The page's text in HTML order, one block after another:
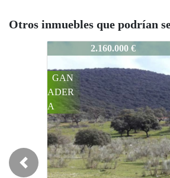
Otros inmuebles que podrían
563-CC-1421.400.000 €
GAN
ADER
A
RECR
EO
Previous